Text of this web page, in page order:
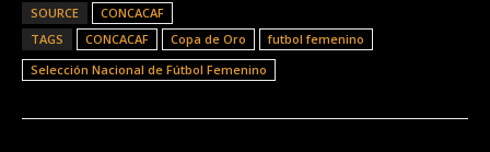
SOURCE
CONCACAF
TAGS
CONCACAF Copa de Oro
futbol femenino
Selección Nacional de Fútbol Femenino